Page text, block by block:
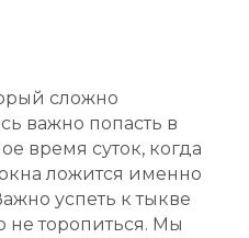
сложно
важно попасть в
время суток, когда
ложится именно
успеть к тыкве
не торопиться. Мы